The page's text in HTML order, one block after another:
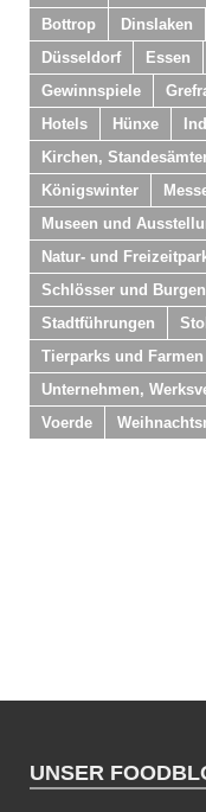
Bottrop
Dinslaken
Düsseldorf
Essen
Gewinnspiele
Hotels
Hünxe
Kirchen,
Königswinter
Museen und
Natur- und
Schlösser und Burgen
Stadtführungen
Tierparks und Farmen
Unternehmen,
Voerde
UNSER